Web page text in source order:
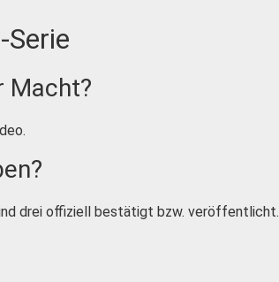
Macht?
drei offiziell bestätigt bzw. veröffentlicht.